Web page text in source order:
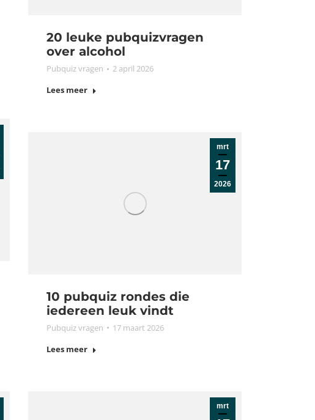
20 leuke pubquizvragen
over alcohol
Pubquiz vragen
2 april 2026
Lees meer
mrt
17
2026
10 pubquiz rondes die
iedereen leuk vindt
Pubquiz vragen
17 maart 2026
Lees meer
mrt